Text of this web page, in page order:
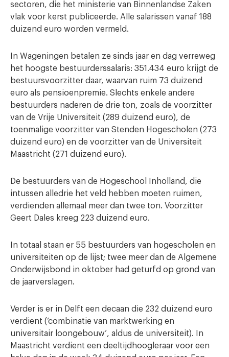
sectoren, die het ministerie van Binnenlandse Zaken
vlak voor kerst publiceerde. Alle salarissen vanaf 188
duizend euro worden vermeld.
In Wageningen betalen ze sinds jaar en dag verreweg
het hoogste bestuurderssalaris: 351.434 euro krijgt de
bestuursvoorzitter daar, waarvan ruim 73 duizend
euro als pensioenpremie. Slechts enkele andere
bestuurders naderen de drie ton, zoals de voorzitter
van de Vrije Universiteit (289 duizend euro), de
toenmalige voorzitter van Stenden Hogescholen (273
duizend euro) en de voorzitter van de Universiteit
Maastricht (271 duizend euro).
De bestuurders van de Hogeschool Inholland, die
intussen alledrie het veld hebben moeten ruimen,
verdienden allemaal meer dan twee ton. Voorzitter
Geert Dales kreeg 223 duizend euro.
In totaal staan er 55 bestuurders van hogescholen en
universiteiten op de lijst; twee meer dan de Algemene
Onderwijsbond in oktober had geturfd op grond van
de jaarverslagen.
Verder is er in Delft een decaan die 232 duizend euro
verdient (‘combinatie van marktwerking en
universitair loongebouw’, aldus de universiteit). In
Maastricht verdient een deeltijdhoogleraar voor een